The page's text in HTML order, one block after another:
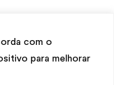
com o
para melhorar